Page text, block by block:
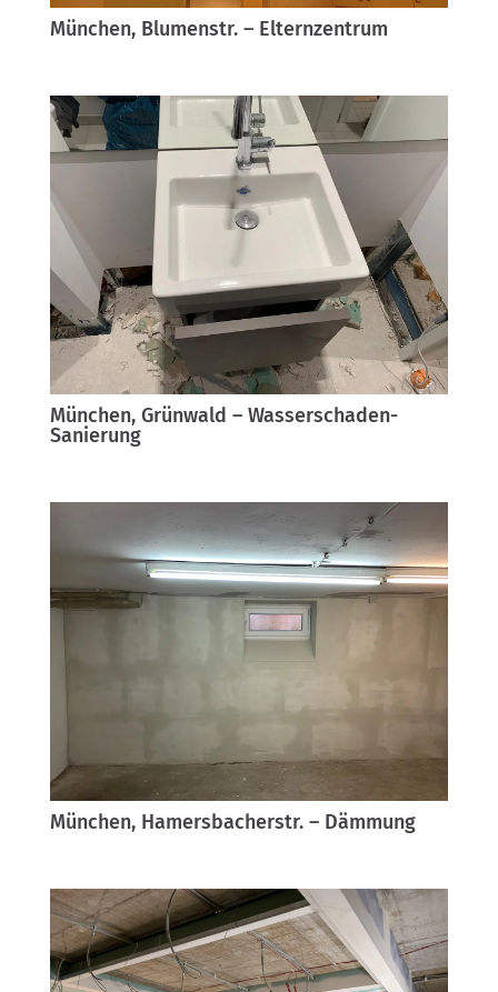
München, Blumenstr. – Elternzentrum
München, Grünwald – Wasserschaden-
Sanierung
München, Hamersbacherstr. – Dämmung